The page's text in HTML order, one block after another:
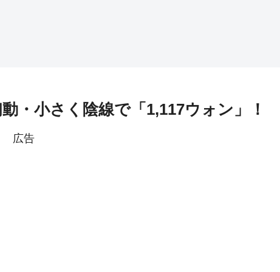
・小さく陰線で「1,117ウォン」！
広告